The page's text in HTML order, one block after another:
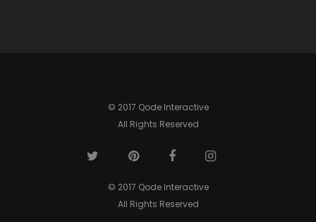
© 2017 Qode Interactive
All Rights Reserved
© 2017 Qode Interactive
All Rights Reserved